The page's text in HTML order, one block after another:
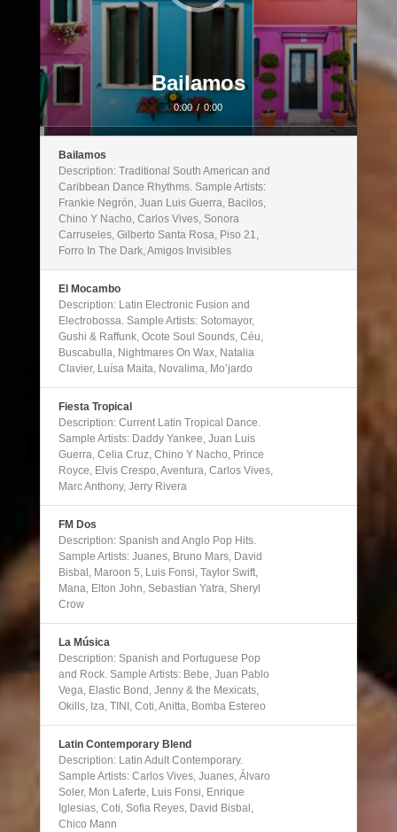
Bailamos
0:00 / 0:00
Bailamos
Description: Traditional South American and
Caribbean Dance Rhythms. Sample Artists:
Frankie Negrón, Juan Luis Guerra, Bacilos,
Chino Y Nacho, Carlos Vives, Sonora
Carruseles, Gilberto Santa Rosa, Piso 21,
Forro In The Dark, Amigos Invisibles
El Mocambo
Description: Latin Electronic Fusion and
Electrobossa. Sample Artists: Sotomayor,
Gushi & Raffunk, Ocote Soul Sounds, Céu,
Buscabulla, Nightmares On Wax, Natalia
Clavier, Luísa Maita, Novalima, Mo’jardo
Fiesta Tropical
Description: Current Latin Tropical Dance.
Sample Artists: Daddy Yankee, Juan Luis
Guerra, Celia Cruz, Chino Y Nacho, Prince
Royce, Elvis Crespo, Aventura, Carlos Vives,
Marc Anthony, Jerry Rivera
FM Dos
Description: Spanish and Anglo Pop Hits.
Sample Artists: Juanes, Bruno Mars, David
Bisbal, Maroon 5, Luis Fonsi, Taylor Swift,
Mana, Elton John, Sebastian Yatra, Sheryl
Crow
La Música
Description: Spanish and Portuguese Pop
and Rock. Sample Artists: Bebe, Juan Pablo
Vega, Elastic Bond, Jenny & the Mexicats,
Okills, Iza, TINI, Coti, Anitta, Bomba Estereo
Latin Contemporary Blend
Description: Latin Adult Contemporary.
Sample Artists: Carlos Vives, Juanes, Álvaro
Soler, Mon Laferte, Luis Fonsi, Enrique
Iglesias, Coti, Sofia Reyes, David Bisbal,
Chico Mann